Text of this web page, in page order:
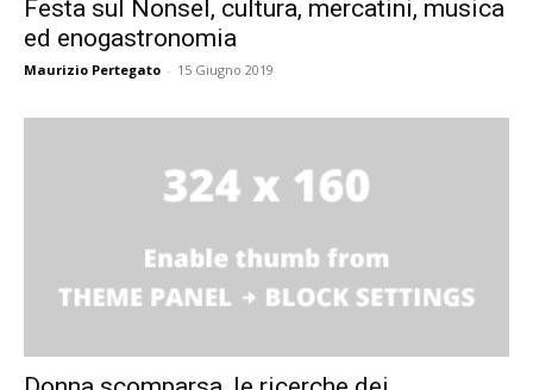
Festa sul Nonsel, cultura, mercatini, musica
ed enogastronomia
Maurizio Pertegato - 15 Giugno 2019